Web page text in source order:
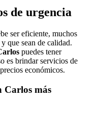
de urgencia
ser eficiente, muchos
que sean de calidad.
puedes tener
es brindar servicios de
económicos.
Carlos más